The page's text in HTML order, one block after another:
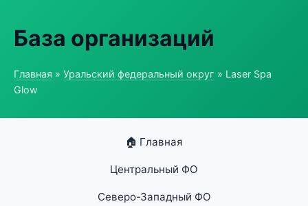
База организаций
Главная » Уральский федеральный округ » Laser Spa
Glow
🏠 Главная
Центральный ФО
Северо-Западный ФО